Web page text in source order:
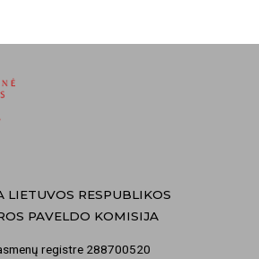
LIETUVOS RESPUBLIKOS
PAVELDO KOMISIJA
registre 288700520